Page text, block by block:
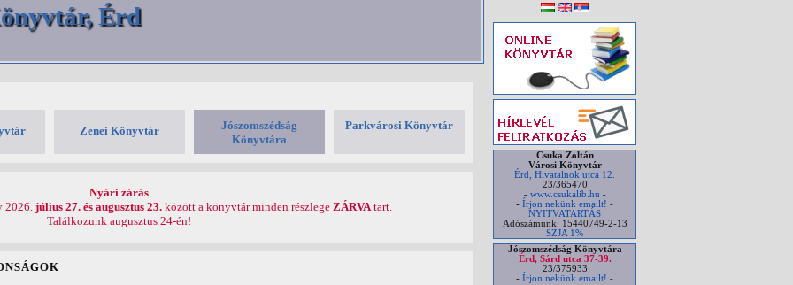
Érd
Zenei Könyvtár
Jószomszédság
Könyvtára
Parkvárosi Könyvtár
Nyári zárás
2026. július 27. és augusztus 23. között a könyvtár minden részlege ZÁRVAtart.
Találkozunk augusztus 24-én!
Csuka Zoltán
Városi Könyvtár
Érd, Hivatalnok utca 12.
23/365470
- www.csukalib.hu -
- Írjon nekünk emailt! -
NYITVATARTÁS
Adószámunk: 15440749-2-13
SZJA 1%
Jószomszédság Könyvtára
Érd, Sárd utca 37-39.
23/375933
- Írjon nekünk emailt! -